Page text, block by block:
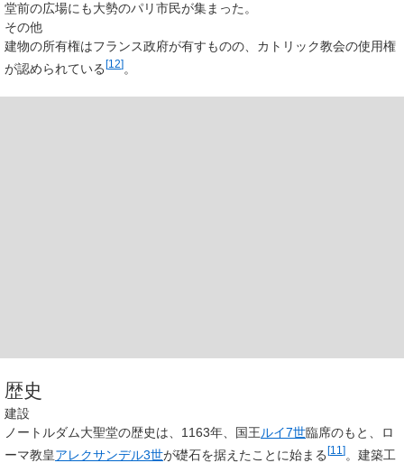
堂前の広場にも大勢のパリ市民が集まった。
その他
建物の所有権はフランス政府が有すものの、カトリック教会の使用権
が認められている [12] 。
歴史
建設
ノートルダム大聖堂の歴史は、1163年、国王ルイ7世臨席のもと、ロ
ーマ教皇アレクサンデル3世が礎石を据えたことに始まる [11 ] 。建築工